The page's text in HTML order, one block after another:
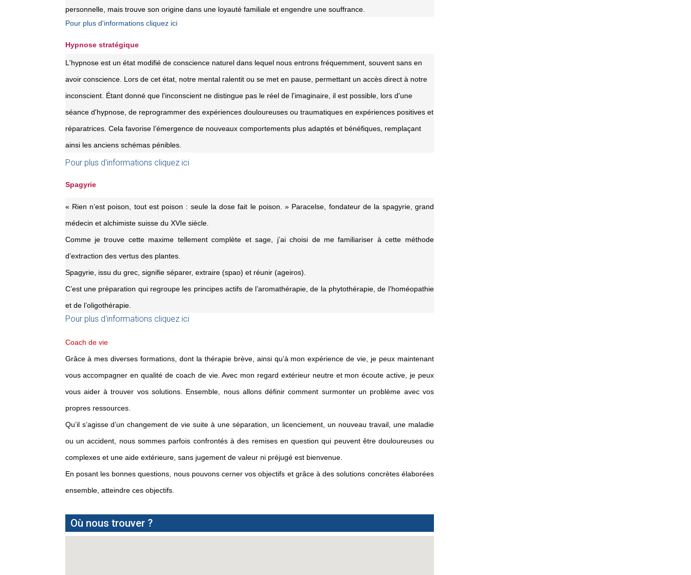
personnelle, mais trouve son origine dans une loyauté familiale et engendre une souffrance.
Pour plus d'informations cliquez ici
Hypnose stratégique
L'hypnose est un état modifié de conscience naturel dans lequel nous entrons fréquemment, souvent sans en
avoir conscience. Lors de cet état, notre mental ralentit ou se met en pause, permettant un accès direct à notre
inconscient. Étant donné que l'inconscient ne distingue pas le réel de l'imaginaire, il est possible, lors d'une
séance d'hypnose, de reprogrammer des expériences douloureuses ou traumatiques en expériences positives et
réparatrices. Cela favorise l’émergence de nouveaux comportements plus adaptés et bénéfiques, remplaçant
ainsi les anciens schémas pénibles.
Pour plus d'informations cliquez ici
Spagyrie
« Rien n’est poison, tout est poison : seule la dose fait le poison. » Paracelse, fondateur de la spagyrie, grand
médecin et alchimiste suisse du XVIe siècle.
Comme je trouve cette maxime tellement complète et sage, j’ai choisi de me familiariser à cette méthode
d’extraction des vertus des plantes.
Spagyrie, issu du grec, signifie séparer, extraire (spao) et réunir (ageiros).
C’est une préparation qui regroupe les principes actifs de l’aromathérapie, de la phytothérapie, de l’homéopathie
et de l’oligothérapie.
Pour plus d'informations cliquez ici
Coach de vie
Grâce à mes diverses formations, dont la thérapie brève, ainsi qu’à mon expérience de vie, je peux maintenant
vous accompagner en qualité de coach de vie. Avec mon regard extérieur neutre et mon écoute active, je peux
vous aider à trouver vos solutions. Ensemble, nous allons définir comment surmonter un problème avec vos
propres ressources.
Qu’il s’agisse d’un changement de vie suite à une séparation, un licenciement, un nouveau travail, une maladie
ou un accident, nous sommes parfois confrontés à des remises en question qui peuvent être douloureuses ou
complexes et une aide extérieure, sans jugement de valeur ni préjugé est bienvenue.
En posant les bonnes questions, nous pouvons cerner vos objectifs et grâce à des solutions concrètes élaborées
ensemble, atteindre ces objectifs.
Où nous trouver ?